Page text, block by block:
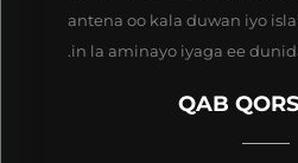
antena oo kala duwan iyo
in la aminayo iyaga ee
QAB